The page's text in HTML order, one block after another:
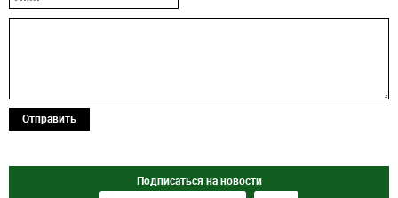
Отправить
Подписаться на новости